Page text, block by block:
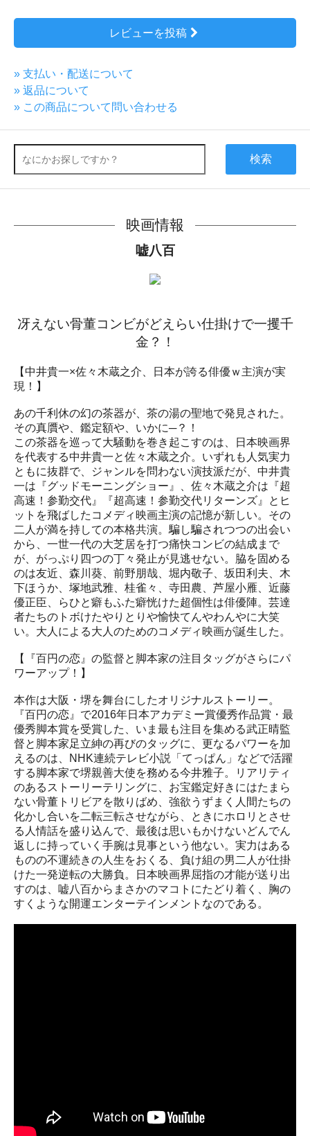
レビューを投稿
» 支払い・配送について
» 返品について
» この商品について問い合わせる
検索
映画情報
嘘八百
冴えない骨董コンビがどえらい仕掛けで一攫千
金？！
【中井貴一×佐々木蔵之介、日本が誇る俳優ｗ主演が実
現！】
あの千利休の幻の茶器が、茶の湯の聖地で発見された。
その真贋や、鑑定額や、いかに─？！
この茶器を巡って大騒動を巻き起こすのは、日本映画界
を代表する中井貴一と佐々木蔵之介。いずれも人気実力
ともに抜群で、ジャンルを問わない演技派だが、中井貴
一は『グッドモーニングショー』、佐々木蔵之介は『超
高速！参勤交代』『超高速！参勤交代リターンズ』とヒ
ットを飛ばしたコメディ映画主演の記憶が新しい。その
二人が満を持しての本格共演。騙し騙されつつの出会い
から、一世一代の大芝居を打つ痛快コンビの結成まで
が、がっぷり四つの丁々発止が見逃せない。脇を固める
のは友近、森川葵、前野朋哉、堀内敬子、坂田利夫、木
下ほうか、塚地武雅、桂雀々、寺田農、芦屋小雁、近藤
優正臣、らひと癖もふた癖恍けた超個性は俳優陣。芸達
者たちのトボけたやりとりや愉快てんやわんやに大笑
い。大人による大人のためのコメディ映画が誕生した。
【『百円の恋』の監督と脚本家の注目タッグがさらにパ
ワーアップ！】
本作は大阪・堺を舞台にしたオリジナルストーリー。
『百円の恋』で2016年日本アカデミー賞優秀作品賞・最
優秀脚本賞を受賞した、いま最も注目を集める武正晴監
督と脚本家足立紳の再びのタッグに、更なるパワーを加
えるのは、NHK連続テレビ小説「てっぱん」などで活躍
する脚本家で堺親善大使を務める今井雅子。リアリティ
のあるストーリーテリングに、お宝鑑定好きにはたまら
ない骨董トリビアを散りばめ、強欲うずまく人間たちの
化かし合いを二転三転させながら、ときにホロリとさせ
る人情話を盛り込んで、最後は思いもかけないどんでん
返しに持っていく手腕は見事という他ない。実力はある
ものの不運続きの人生をおくる、負け組の男二人が仕掛
けた一発逆転の大勝負。日本映画界屈指の才能が送り出
すのは、嘘八百からまさかのマコトにたどり着く、胸の
すくような開運エンターテインメントなのである。